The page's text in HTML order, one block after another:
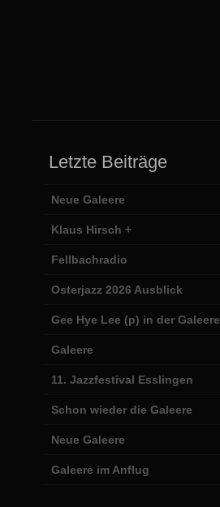
Letzte Beiträge
Neue Galeere
Klaus Hirsch +
Fellbachradio
Osterjazz 2026 Ausblick
Gee Hye Lee (p) in der Galeere
Galeere
11. Jazzfestival Esslingen
Schon wieder die Galeere
Neue Galeere
Galeere im Anflug